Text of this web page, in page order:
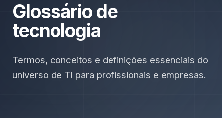
Glossário de
tecnologia
Termos, conceitos e definições essenciais do
universo de TI para profissionais e empresas.